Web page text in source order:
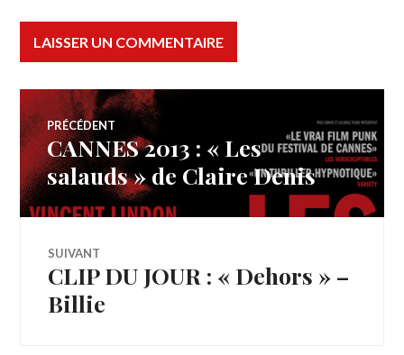
Navigation
de
l’article
PRÉCÉDENT
Article
précédent :
CANNES 2013 : « Les
salauds » de Claire Denis
SUIVANT
Article
Suivant:
CLIP DU JOUR : « Dehors » –
Billie